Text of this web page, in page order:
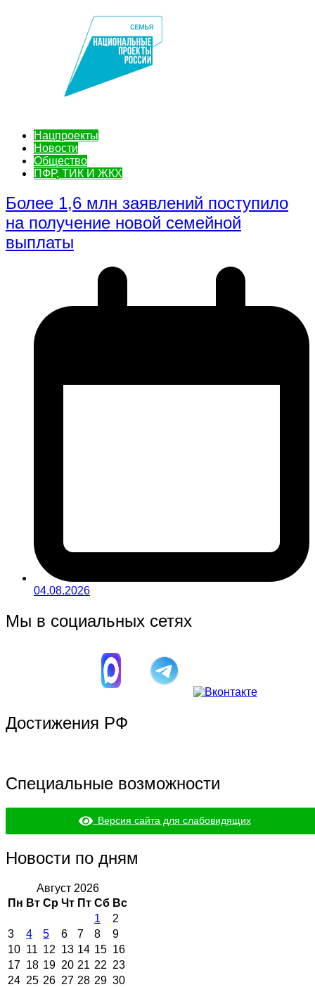
Нацпроекты
Новости
Общество
ПФР, ТИК И ЖКХ
Более 1,6 млн заявлений поступило
на получение новой семейной
выплаты
04.08.2026
Мы в социальных сетях
Достижения РФ
Специальные возможности
Версия сайта для слабовидящих
Новости по дням
Август 2026
Пн Вт Ср Чт Пт Сб Вс
1
2
3
4 5 6 7 8
9
10 11 12 13 14 15 16
17 18 19 20 21 22 23
24 25 26 27 28 29 30